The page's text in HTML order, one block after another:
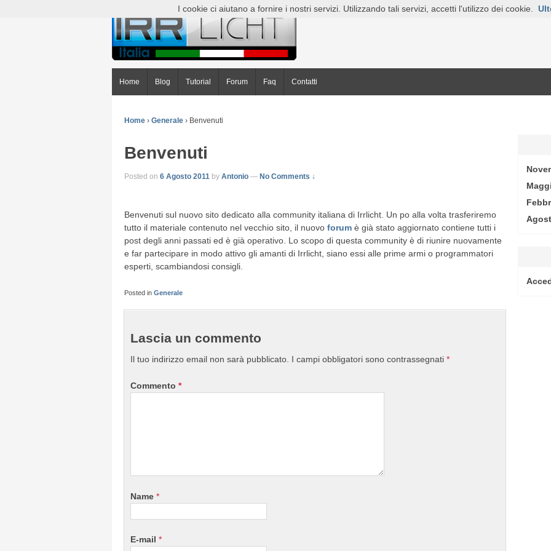
Home Blog Tutorial Forum Faq Contatti
Home › Generale › Benvenuti
Benvenuti
Posted on 6 Agosto 2011 by Antonio — No Comments ↓
Benvenuti sul nuovo sito dedicato alla community italiana di Irrlicht. Un po alla volta trasferiremo
tutto il materiale contenuto nel vecchio sito, il nuovo forum è già stato aggiornato contiene tutti i
post degli anni passati ed è già operativo. Lo scopo di questa community è di riunire nuovamente
e far partecipare in modo attivo gli amanti di Irrlicht, siano essi alle prime armi o programmatori
esperti, scambiandosi consigli.
Posted in Generale
Lascia un commento
Il tuo indirizzo email non sarà pubblicato. I campi obbligatori sono contrassegnati *
Commento *
Name *
E-mail *
I cookie ci aiutano a fornire i nostri servizi. Utilizzando tali servizi, accetti l'utilizzo dei cookie.